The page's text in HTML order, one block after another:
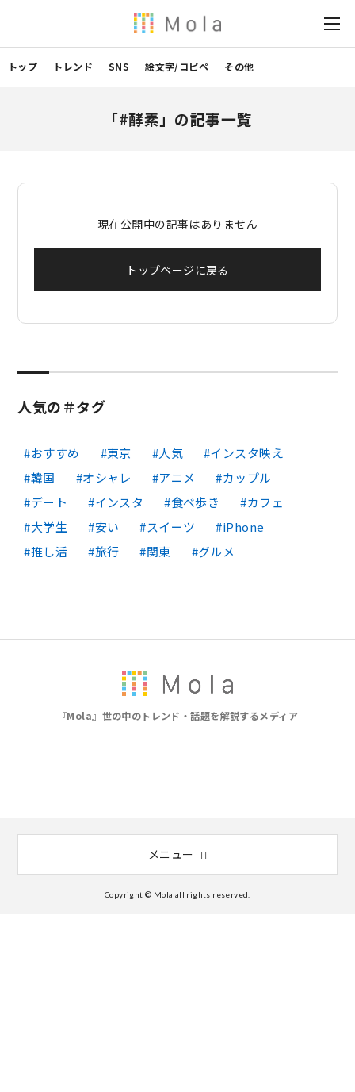
トップ トレンド SNS 絵文字/コピペ その他
「#酵素」の記事一覧
現在公開中の記事はありません
トップページに戻る
人気の＃タグ
おすすめ 東京 人気
インスタ映え
韓国
オシャレ アニメ
カップル
デート
インスタ 食べ歩き
カフェ
大学生
安い スイーツ
iPhone
推し活
旅行 関東 グルメ
『Mola』世の中のトレンド・話題を解説するメディア
メニュー
Copyright © Mola all rights reserved.